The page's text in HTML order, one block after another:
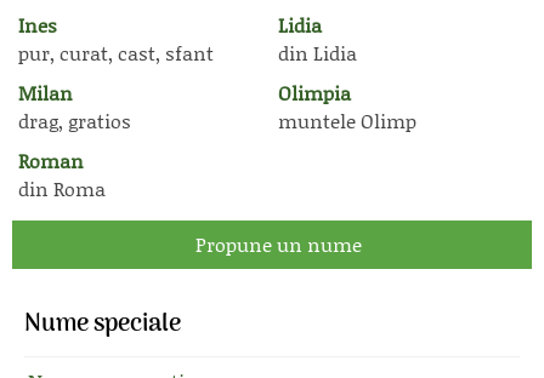
Ines
pur, curat, cast, sfant
Lidia
din Lidia
Milan
drag, gratios
Olimpia
muntele Olimp
Roman
din Roma
Propune un nume
Nume speciale